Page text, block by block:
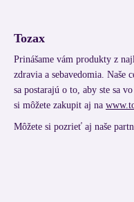
Tozax
Prinášame vám produkty z
zdravia a sebavedomia.
sa postarajú o to, aby ste sa
si môžete zakupit aj na
Môžete si pozrieť aj naše